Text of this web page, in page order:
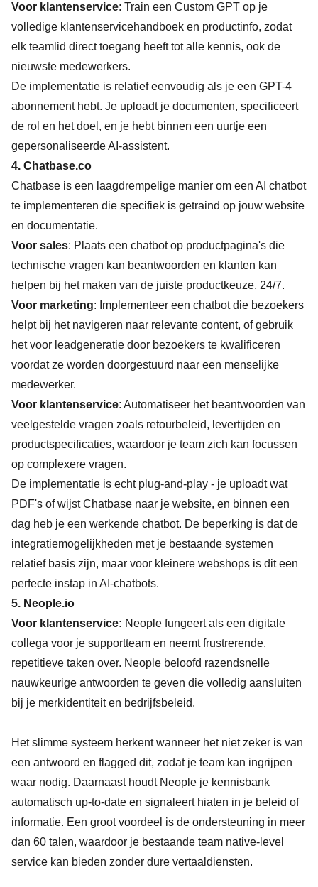
Voor klantenservice: Train een Custom GPT op je
volledige klantenservicehandboek en productinfo, zodat
elk teamlid direct toegang heeft tot alle kennis, ook de
nieuwste medewerkers.
De implementatie is relatief eenvoudig als je een GPT-4
abonnement hebt. Je uploadt je documenten, specificeert
de rol en het doel, en je hebt binnen een uurtje een
gepersonaliseerde AI-assistent.
4. Chatbase.co
Chatbase is een laagdrempelige manier om een AI chatbot
te implementeren die specifiek is getraind op jouw website
en documentatie.
Voor sales: Plaats een chatbot op productpagina's die
technische vragen kan beantwoorden en klanten kan
helpen bij het maken van de juiste productkeuze, 24/7.
Voor marketing: Implementeer een chatbot die bezoekers
helpt bij het navigeren naar relevante content, of gebruik
het voor leadgeneratie door bezoekers te kwalificeren
voordat ze worden doorgestuurd naar een menselijke
medewerker.
Voor klantenservice: Automatiseer het beantwoorden van
veelgestelde vragen zoals retourbeleid, levertijden en
productspecificaties, waardoor je team zich kan focussen
op complexere vragen.
De implementatie is echt plug-and-play - je uploadt wat
PDF's of wijst Chatbase naar je website, en binnen een
dag heb je een werkende chatbot. De beperking is dat de
integratiemogelijkheden met je bestaande systemen
relatief basis zijn, maar voor kleinere webshops is dit een
perfecte instap in AI-chatbots.
5. Neople.io
Voor klantenservice: Neople fungeert als een digitale
collega voor je supportteam en neemt frustrerende,
repetitieve taken over. Neople beloofd razendsnelle
nauwkeurige antwoorden te geven die volledig aansluiten
bij je merkidentiteit en bedrijfsbeleid.
Het slimme systeem herkent wanneer het niet zeker is van
een antwoord en flagged dit, zodat je team kan ingrijpen
waar nodig. Daarnaast houdt Neople je kennisbank
automatisch up-to-date en signaleert hiaten in je beleid of
informatie. Een groot voordeel is de ondersteuning in meer
dan 60 talen, waardoor je bestaande team native-level
service kan bieden zonder dure vertaaldiensten.